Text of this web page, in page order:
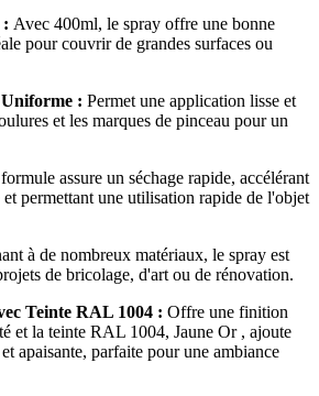
: Avec 400ml, le spray offre une bonne
pour couvrir de grandes surfaces ou
: Permet une application lisse et
et les marques de pinceau pour un
assure un séchage rapide, accélérant
et permettant une utilisation rapide de l'objet
à de nombreux matériaux, le spray est
de bricolage, d'art ou de rénovation.
Teinte RAL 1004 : Offre une finition
et la teinte RAL 1004, Jaune Or , ajoute
apaisante, parfaite pour une ambiance